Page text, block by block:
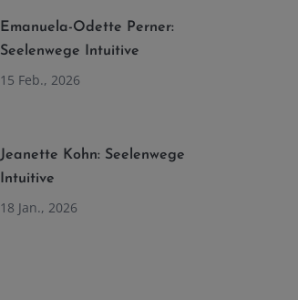
Emanuela-Odette Perner:
Seelenwege Intuitive
15 Feb., 2026
Jeanette Kohn: Seelenwege
Intuitive
18 Jan., 2026